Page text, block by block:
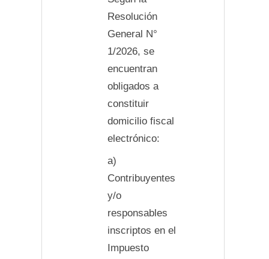
Resolución
General N°
1/2026, se
encuentran
obligados a
constituir
domicilio fiscal
electrónico:
a)
Contribuyentes
y/o
responsables
inscriptos en el
Impuesto